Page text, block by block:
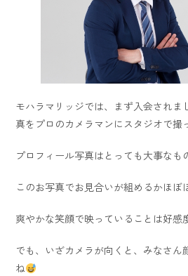
モハラマリッジでは、まず入会されま
真をプロのカメラマンにスタジオで撮
プロフィール写真はとっても大事なも
このお写真でお見合いが組めるかほぼ
爽やかな笑顔で映っていることは好感
でも、いざカメラが向くと、みなさん
ね